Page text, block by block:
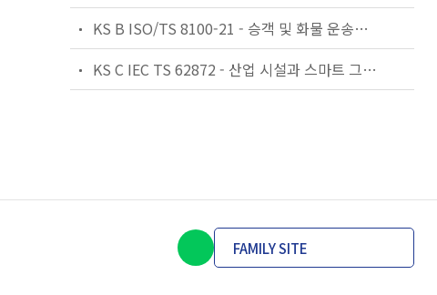
KS B ISO/TS 8100-21 - 승객 및 화물 운송용 엘리베이터 —제21부: 세계공통 필수안전요건(GESRs)을 충족하는 세계공통 안전 파라미터(GSPs)
KS C IEC TS 62872 - 산업 시설과 스마트 그리드 사이의 산업 공정 측정, 제어 및 자동화 시스템 인터페이스
FAMILY SITE